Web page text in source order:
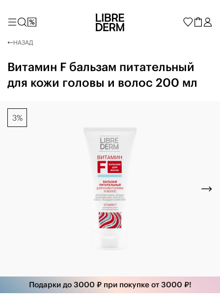
НАЗАД
Витамин F бальзам питательный
для кожи головы и волос 200 мл
3%
Подарки до 3000 ₽ при покупке от 3000 ₽!